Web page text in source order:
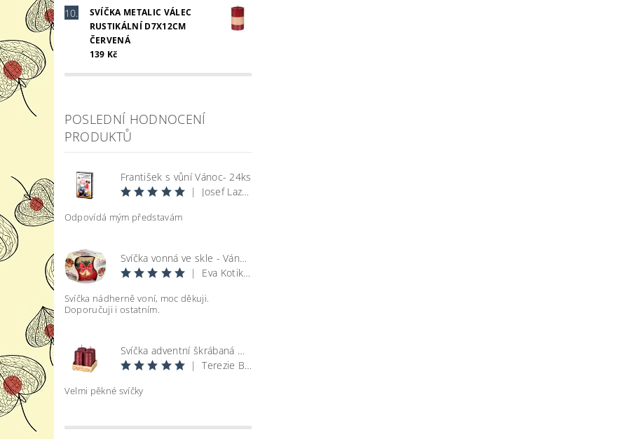
SVÍČKA METALIC VÁLEC
RUSTIKÁLNÍ D7X12CM
ČERVENÁ
139 Kč
POSLEDNÍ HODNOCENÍ
PRODUKTŮ
František s vůní Vánoc- 24ks
|
Josef Lazecký
Odpovídá mým představám
Svíčka vonná ve skle - Vánoce
|
Eva Kotikova
Svíčka nádherně voní, moc děkuji.
Doporučuji i ostatním.
Svíčka adventní škrábaná metal lesk - bordó d4x8cm 4ks
|
Terezie Bohatová
Velmi pěkné svíčky